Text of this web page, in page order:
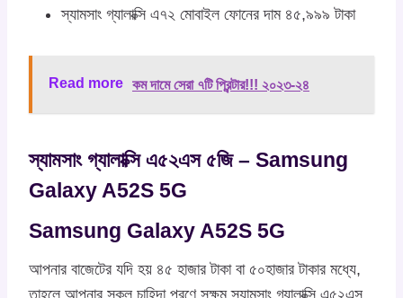
স্যামসাং গ্যালাক্সি এ৭২ মোবাইল ফোনের দাম ৪৫,৯৯৯ টাকা
Read more কম দামে সেরা ৭টি প্রিন্টার!!! ২০২৩-২৪
স্যামসাং গ্যালাক্সি এ৫২এস ৫জি – Samsung
Galaxy A52S 5G
Samsung Galaxy A52S 5G
আপনার বাজেটের যদি হয় ৪৫ হাজার টাকা বা ৫০হাজার টাকার মধ্যে,
তাহলে আপনার সকল চাহিদা পূরণে সক্ষম স্যামসাং গ্যালাক্সি এ৫২এস